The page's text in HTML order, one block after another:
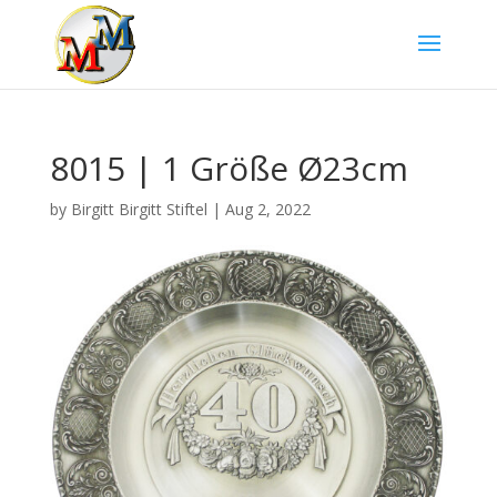
8015 | 1 Größe Ø23cm
by Birgitt Birgitt Stiftel | Aug 2, 2022